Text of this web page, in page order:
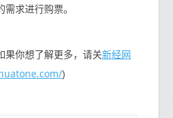
求进行购票。
果你想了解更多，请关新经网
)